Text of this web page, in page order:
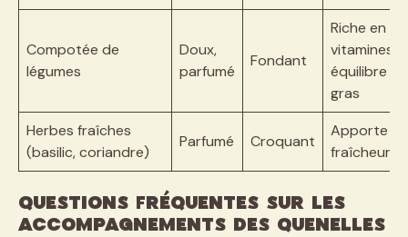
Compotée de
légumes
Doux,
parfumé
Fondant
Riche en
vitamines,
équilibre le
gras
Herbes fraîches
(basilic, coriandre)
Parfumé Croquant
Apporte
fraîcheur
Questions fréquentes sur les
accompagnements des quenelles